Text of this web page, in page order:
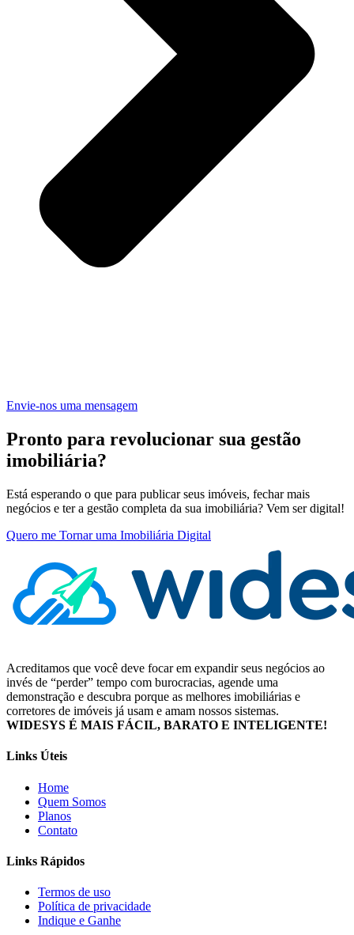
Envie-nos uma mensagem
Pronto para revolucionar sua gestão
imobiliária?
Está esperando o que para publicar seus imóveis, fechar mais
negócios e ter a gestão completa da sua imobiliária? Vem ser digital!
Quero me Tornar uma Imobiliária Digital
Acreditamos que você deve focar em expandir seus negócios ao
invés de “perder” tempo com burocracias, agende uma
demonstração e descubra porque as melhores imobiliárias e
corretores de imóveis já usam e amam nossos sistemas.
WIDESYS É MAIS FÁCIL, BARATO E INTELIGENTE!
Links Úteis
Home
Quem Somos
Planos
Contato
Links Rápidos
Termos de uso
Política de privacidade
Indique e Ganhe